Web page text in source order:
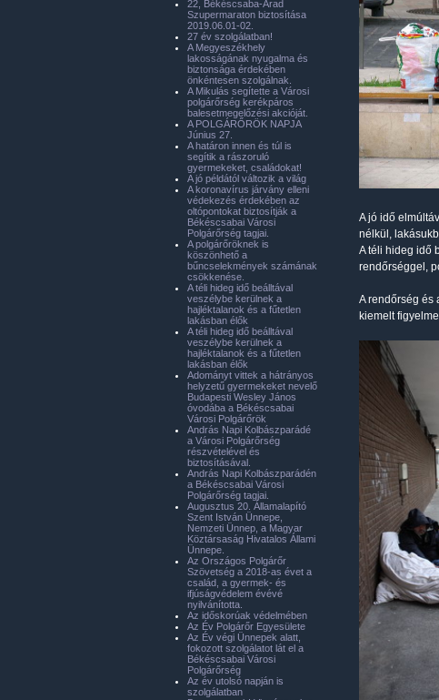
A jó idő
nélkül,
A téli hideg idő
rendőrséggel,
A rendőrség és
kiemelt
22, Békéscsaba-Arad
Szupermaraton biztosítása
2019.06.01-02.
27 év szolgálatban!
A Megyeszékhely
lakosságának nyugalma és
biztonsága érdekében
önkéntesen szolgálnak.
A Mikulás segítette a Városi
polgárőrség kerékpáros
balesetmegelőzési akcióját.
A POLGÁRŐRÖK NAPJA
Június 27.
A határon innen és túl is
segítik a rászoruló
gyermekeket, családokat!
A jó példától változik a világ
A koronavírus járvány elleni
védekezés érdekében az
oltópontokat biztosítják a
Békéscsabai Városi
Polgárőrség tagjai.
A polgárőröknek is
köszönhető a
bűncselekmények számának
csökkenése.
A téli hideg idő beálltával
veszélybe kerülnek a
hajléktalanok és a fűtetlen
lakásban élők
A téli hideg idő beálltával
veszélybe kerülnek a
hajléktalanok és a fűtetlen
lakásban élők
Adományt vittek a hátrányos
helyzetű gyermekeket nevelő
Budapesti Wesley János
óvodába a Békéscsabai
Városi Polgárőrök
András Napi Kolbászparádé
a Városi Polgárőrség
részvételével és
biztosításával.
András Napi Kolbászparádén
a Békéscsabai Városi
Polgárőrség tagjai.
Augusztus 20. Államalapító
Szent István Ünnepe,
Nemzeti Ünnep, a Magyar
Köztársaság Hivatalos Állami
Ünnepe.
Az Országos Polgárőr
Szövetség a 2018-as évet a
család, a gyermek- és
ifjúságvédelem évévé
nyilvánította.
Az időskorúak védelmében
Az Év Polgárőr Egyesülete
Az Év végi Ünnepek alatt,
fokozott szolgálatot lát el a
Békéscsabai Városi
Polgárőrség
Az év utolsó napján is
szolgálatban